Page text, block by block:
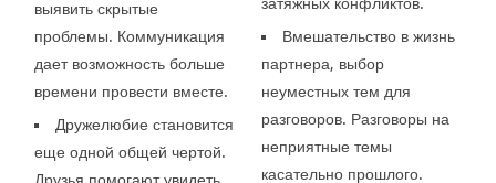
выявить скрытые
проблемы. Коммуникация
дает возможность больше
времени провести вместе.
Дружелюбие становится
еще одной общей чертой.
Вмешательство в жизнь
партнера, выбор
неуместных тем для
разговоров. Разговоры на
неприятные темы
касательно прошлого.